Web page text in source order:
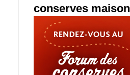
conserves maison